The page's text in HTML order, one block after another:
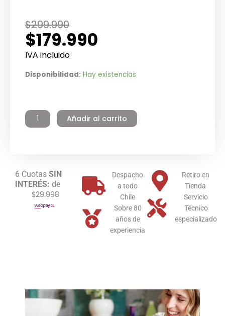
$299.990
El
precio
original
$299.990.
$179.990
El
precio
actual
$179.990.
IVA incluido
Disponibilidad: Hay existencias
Termo
litros
Añadir al carrito
6 Cuotas SIN
INTERÉS: de
$29.998
Despacho
a todo
Chile
Sobre 80
años de
experiencia
Retiro en
Tienda
Servicio
Técnico
especializado